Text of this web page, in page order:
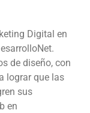
Digital en
de diseño, con
lograr que las
sus
en